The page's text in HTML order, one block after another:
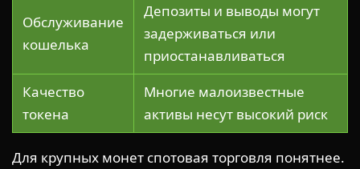
Обслуживание
кошелька
Депозиты и выводы могут
задерживаться или
приостанавливаться
Качество
токена
Многие малоизвестные
активы несут высокий риск
Для крупных монет спотовая торговля понятнее.